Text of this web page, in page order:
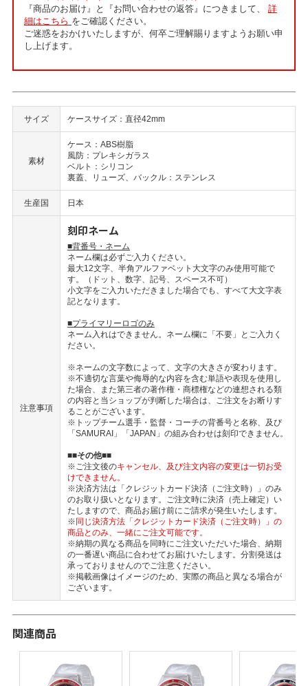
『商品のお届け』と『お問い合わせの返答』につきまして、 詳
細はこちら をご確認ください。
ご迷惑をおかけいたしますが、何卒ご理解賜りますようお願い申
し上げます。
サイズ ケースサイズ：直径42mm
素材
ケース：ABS樹脂
風防：プレキシガラス
ベルト：シリコン
裏蓋、リューズ、バックル：ステンレス
生産国 日本
注意事項
刻印ネーム
■背番号・ネーム
ネーム欄は必ずご入力ください。
最大12文字、半角アルファベット大文字のみ使用可能で
す。（ドット、数字、記号、スペース不可）
小文字をご入力いただきました場合でも、すべて大文字表
記となります。
■プライマリーロゴのみ
ネーム入れはできません。ネーム欄に「不要」とご入力く
ださい。
※ネームの文字数によって、文字の大きさが変わります。
※不適切な言葉や侮辱的な内容を含む単語や表現を使用し
た場合、また第三者の著作権・商標権などの連想される類
の内容と当ショップが判断した場合は、ご注文をお断りす
ることがございます。
※トップチーム選手・監督・コーチの背番号と名称、及び
「SAMURAI」「JAPAN」の組み合わせは刻印できません。
■■その他■■
※ご注文後のキャンセル、及び注文内容の変更は一切お受
けできません。
※決済方法は「クレジットカード決済（ご注文時）」のみ
のお取り扱いとなります。ご注文時に決済（売上確定）い
たしますので、商品お届け前にご請求が発生いたします。
※ 同じ決済方法「クレジットカード決済（ご注文時）」の
商品とのみ、一緒にご注文可能です。
※納期の異なる商品を同時にご注文いただいた場合、納期
の一番遅い商品に合わせてお届けいたします。分割発送は
承っておりませんのでご注意ください。
※掲載画像はイメージのため、実際の商品と異なる場合が
ございます。
関連商品